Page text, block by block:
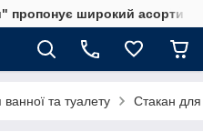
пропонує широкий
ванної та туалету Стакан для